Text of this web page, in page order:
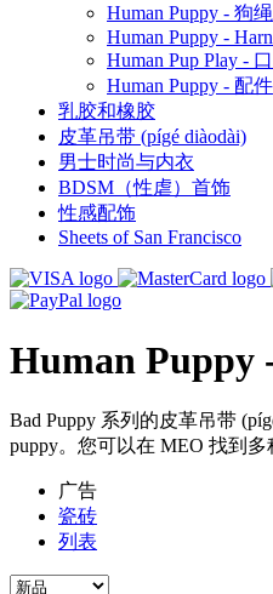
Human Puppy - 狗绳
Human Puppy -
Human Pup Play -
Human Puppy - 配件
乳胶和橡胶
皮革吊带 (pígé diàodài)
男士时尚与内衣
BDSM（性虐）首饰
性感配饰
Sheets of San Francisco
Human Puppy
Bad Puppy 系列的皮革吊带
puppy。您可以在 MEO 找到多
广告
瓷砖
列表